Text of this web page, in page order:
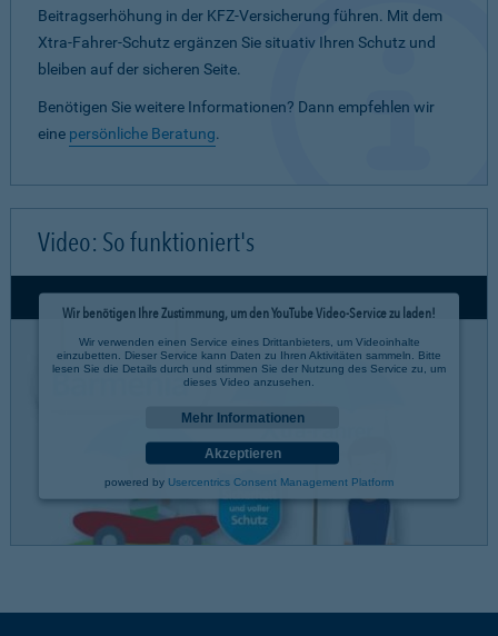
Beitragserhöhung in der KFZ-Versicherung führen. Mit dem
Xtra-Fahrer-Schutz ergänzen Sie situativ Ihren Schutz und
bleiben auf der sicheren Seite.
Benötigen Sie weitere Informationen? Dann empfehlen wir
eine persönliche Beratung.
Video: So funktioniert's
Wir benötigen Ihre Zustimmung, um den YouTube Video-Service zu laden!
Wir verwenden einen Service eines Drittanbieters, um Videoinhalte
einzubetten. Dieser Service kann Daten zu Ihren Aktivitäten sammeln. Bitte
lesen Sie die Details durch und stimmen Sie der Nutzung des Service zu, um
dieses Video anzusehen.
Mehr Informationen
Akzeptieren
powered by Usercentrics Consent Management Platform